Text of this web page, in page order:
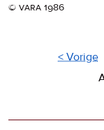
© vara 1986
< Vorige